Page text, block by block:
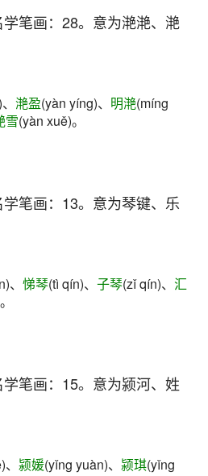
笔画：28。意为滟滟、滟
滟盈(yàn yíng)、 明滟(míng
雪(yàn xuě)。
笔画：13。意为琴键、乐
悌琴(tì qín)、 子琴(zǐ qín)、 汇
笔画：15。意为颍河、姓
颍媛(yǐng yuàn)、 颍琪(yǐng